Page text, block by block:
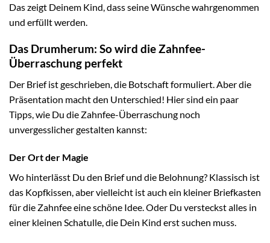
Das zeigt Deinem Kind, dass seine Wünsche wahrgenommen
und erfüllt werden.
Das Drumherum: So wird die Zahnfee-
Überraschung perfekt
Der Brief ist geschrieben, die Botschaft formuliert. Aber die
Präsentation macht den Unterschied! Hier sind ein paar
Tipps, wie Du die Zahnfee-Überraschung noch
unvergesslicher gestalten kannst:
Der Ort der Magie
Wo hinterlässt Du den Brief und die Belohnung? Klassisch ist
das Kopfkissen, aber vielleicht ist auch ein kleiner Briefkasten
für die Zahnfee eine schöne Idee. Oder Du versteckst alles in
einer kleinen Schatulle, die Dein Kind erst suchen muss.